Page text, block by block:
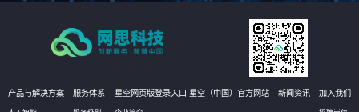
产品与解决方案 服务体系 星空网页版登录入口-星空（中国）官方网站 新闻资讯 加入我们